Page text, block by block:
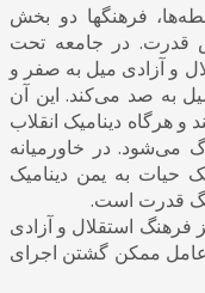
فرهنگها دو بخش
قدرت. در جامعه تحت
و آزادی میل به صفر و
به صد می‌کند. این آن
هرگاه دینامیک انقلاب
می‌شود. در خاورمیانه
حیات به یمن دینامیک
قدرت است.
فرهنگ استقلال و آزادی
عامل ممکن گشتن اجرای